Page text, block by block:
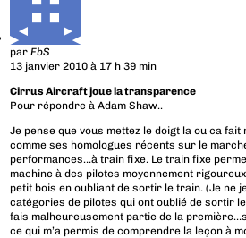
parFbS
13 janvier 2010 à 17 h 39 min
Cirrus Aircraft joue la transparence
Pour répondre à Adam Shaw..
Je pense que vous mettez le doigt la ou ca fait
comme ses homologues récents sur le
performances…à train fixe. Le train fixe
machine à des pilotes moyennement
petit bois en oubliant de sortir le train. (Je ne
catégories de pilotes qui ont oublié de sortir
fais malheureusement partie de la
ce qui m’a permis de comprendre la leçon à